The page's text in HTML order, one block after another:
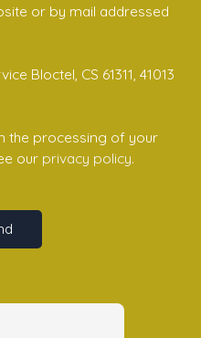
or by mail addressed
Bloctel, CS 61311, 41013
the processing of your
our privacy policy.